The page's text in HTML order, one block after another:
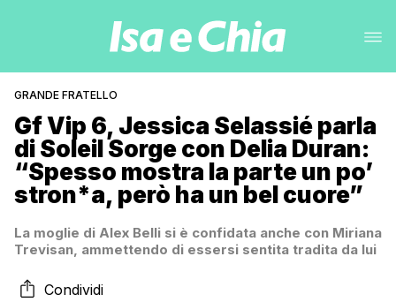
GRANDE FRATELLO
Gf Vip 6, Jessica Selassié parla
di Soleil Sorge con Delia Duran:
“Spesso mostra la parte un po’
stron*a, però ha un bel cuore”
La moglie di Alex Belli si è confidata anche con Miriana
Trevisan, ammettendo di essersi sentita tradita da lui
Condividi